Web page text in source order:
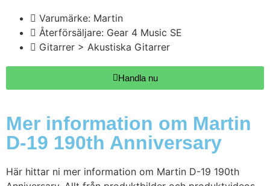
Varumärke: Martin
Återförsäljare: Gear 4 Music SE
Gitarrer > Akustiska Gitarrer
Handla nu
Mer information om Martin
D-19 190th Anniversary
Här hittar ni mer information om Martin D-19 190th